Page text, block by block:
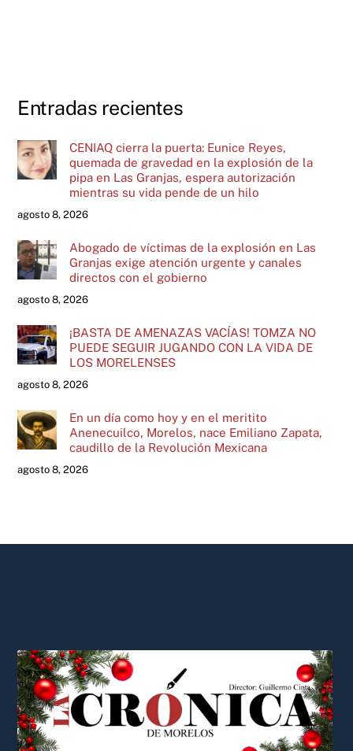
Entradas recientes
CENIAQ cierra la puerta: Eunice Reyes,
quemada de gravedad en la explosión de la
pipa en Las Granjas, espera autorización
mientras su vida pende de un hilo
agosto 8, 2026
Abogado de víctimas de la explosión en Las
Granjas exige atención urgente y canales
directos con el gobierno
agosto 8, 2026
¡BASTA DE AMENAZAS VACÍAS! TOMZA NO
PUEDE SEGUIR JUGANDO CON LA VIDA DE
LOS MORELENSES
agosto 8, 2026
En un día como hoy y en el meritito
Anenecuilco, Morelos, nace Emiliano Zapata,
caudillo de la Revolución Mexicana
agosto 8, 2026
To
Top